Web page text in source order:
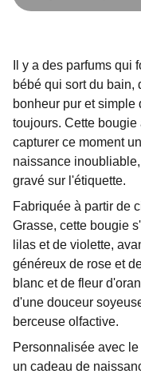
Il y a des parfums
bébé qui sort du
bonheur pur et
toujours. Cette
capturer ce moment
naissance
gravé sur l'étiquette.
Fabriquée à partir de
Grasse, cette bougie
lilas et de violette,
généreux de rose et
blanc et de fleur
d'une douceur
berceuse olfactive.
Personnalisée avec
un cadeau de